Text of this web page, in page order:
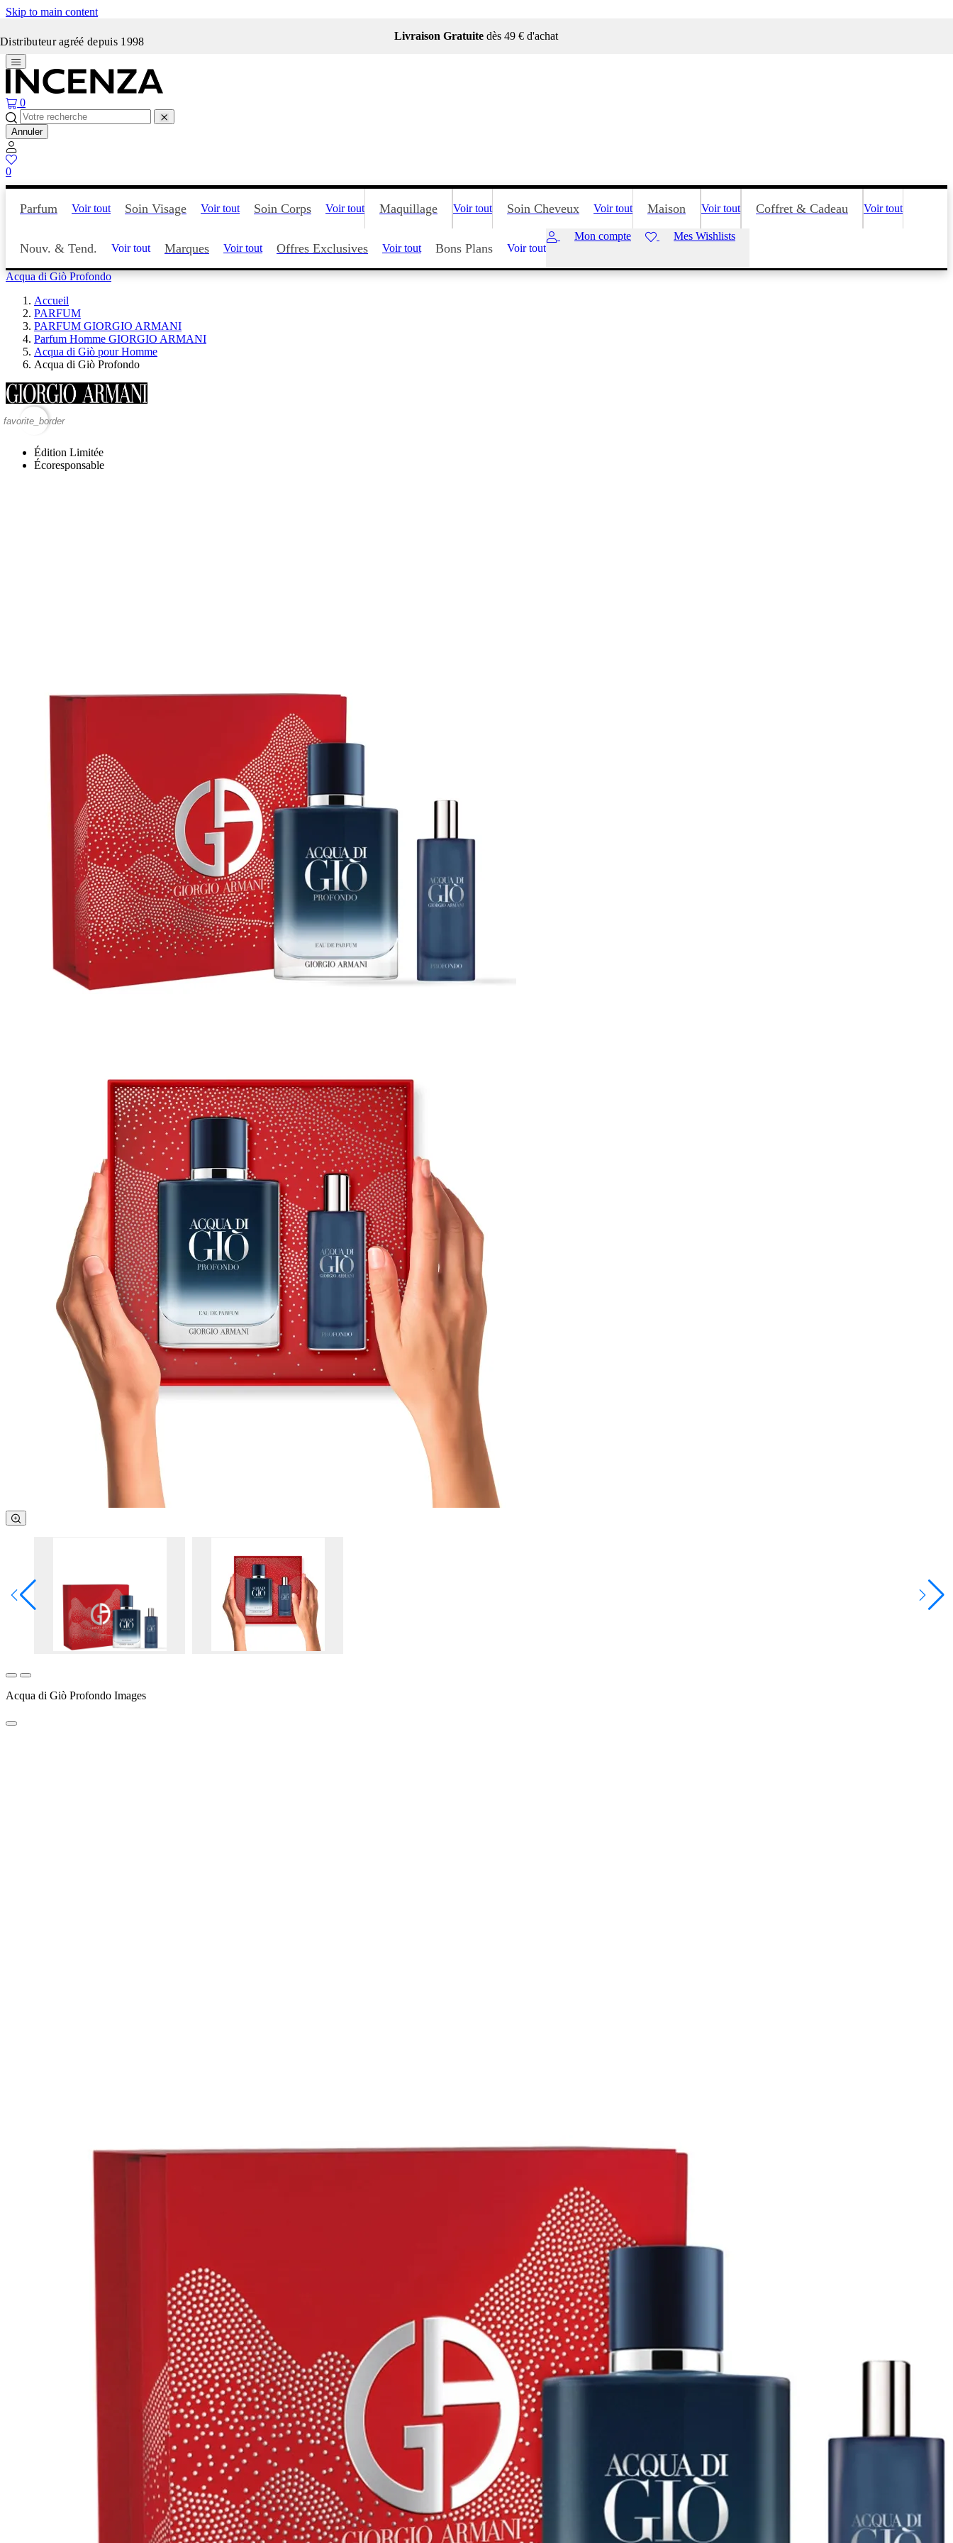
Skip to main content
Distributeur agréé depuis 1998Incenza fait peau neuve Livraison Gratuitedès 49 € d'achat
0
Annuler
0
Parfum Voir tout Soin Visage Voir tout Soin Corps Voir tout Maquillage Voir tout Soin Cheveux Voir tout Maison Voir tout Coffret & Cadeau Voir tout
Nouv. & Tend. Voir tout Marques Voir tout Offres Exclusives Voir tout Bons Plans Voir tout
Mon compte Mes Wishlists
Acqua di Giò Profondo
Accueil
PARFUM
PARFUM GIORGIO ARMANI
Parfum Homme GIORGIO ARMANI
Acqua di Giò pour Homme
Acqua di Giò Profondo
favorite_border
Édition Limitée
Écoresponsable
Acqua di Giò Profondo Images